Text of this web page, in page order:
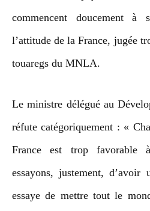
commencent doucement à
l’attitude de la France, jugée
touaregs du MNLA.
Le ministre délégué au
réfute catégoriquement : «
France est trop favorable
essayons, justement,
essaye de mettre tout le